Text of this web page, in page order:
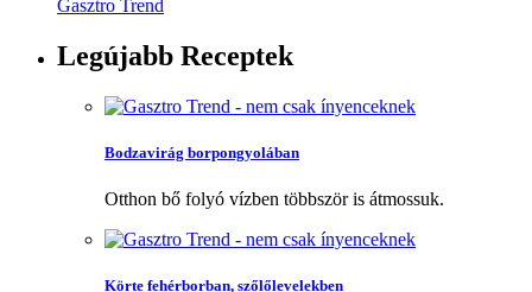
Gasztro Trend
Legújabb Receptek
Bodzavirág borpongyolában
Otthon bő folyó vízben többször is átmossuk.
Körte fehérborban, szőlőlevelekben